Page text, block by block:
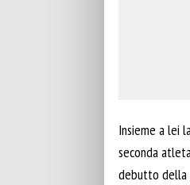
Insieme a lei
seconda
debutto della